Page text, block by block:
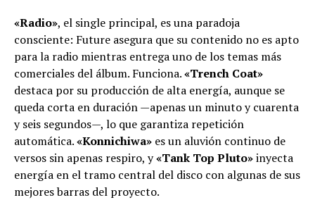
«Radio», el single principal, es una paradoja
consciente: Future asegura que su contenido no es apto
para la radio mientras entrega uno de los temas más
comerciales del álbum. Funciona.«Trench Coat»
destaca por su producción de alta energía, aunque se
queda corta en duración —apenas un minuto y cuarenta
y seis segundos—, lo que garantiza repetición
automática.«Konnichiwa» es un aluvión continuo de
versos sin apenas respiro, y«Tank Top Pluto»inyecta
energía en el tramo central del disco con algunas de sus
mejores barras del proyecto.